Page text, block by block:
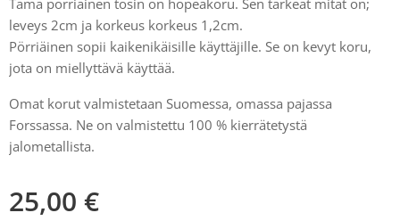
Tämä pörriäinen tosin on hopeakoru. Sen tärkeät mitat on;
leveys 2cm ja korkeus korkeus 1,2cm.
Pörriäinen sopii kaikenikäisille käyttäjille. Se on kevyt koru,
jota on miellyttävä käyttää.
Omat korut valmistetaan Suomessa, omassa pajassa
Forssassa. Ne on valmistettu 100 % kierrätetystä
jalometallista.
25,00 €